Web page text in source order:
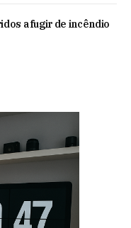
a fugir de incêndio